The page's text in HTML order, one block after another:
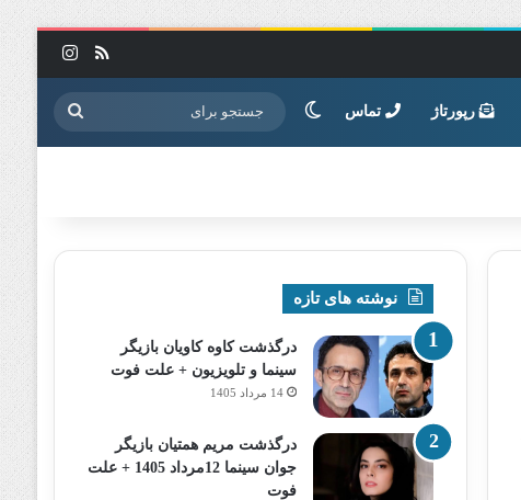
خوراک
رپورتاژ تماس تغییر پوسته جستجو
برای
نوشته های تازه
درگذشت کاوه کاویان بازیگر
سینما و تلویزیون + علت فوت
14 مرداد 1405
درگذشت مریم همتیان بازیگر
جوان سینما 12مرداد 1405 + علت
فوت